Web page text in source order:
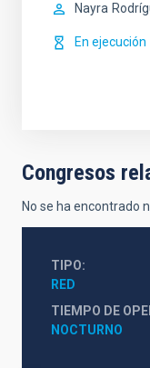
Nayra
En ejecución
Congresos
No se ha encontrado
TIPO
RED
TIEMPO DE
NOCTURNO